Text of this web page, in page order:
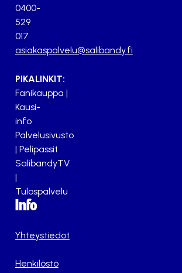
0400-
529
017
asiakaspalvelu@salibandy.fi
PIKALINKIT:
Fanikauppa |
Kausi-
info
Palvelusivusto
| Pelipassit
SalibandyTV
|
Tulospalvelu
Info
Yhteystiedot
Henkilöstö